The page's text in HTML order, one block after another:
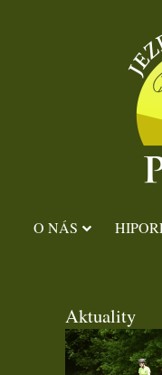
O NÁS
Aktuality